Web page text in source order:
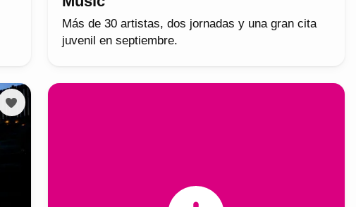
Más de 30 artistas, dos jornadas y una gran cita
juvenil en septiembre.